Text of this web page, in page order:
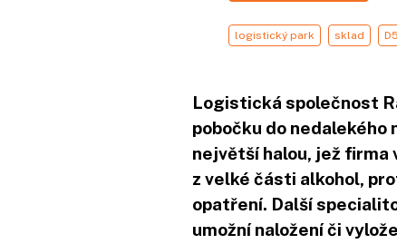
logistický park sklad D5
Logistická společnost
pobočku do
největší halou, jež firma
z velké části alkohol,
opatření. Další
umožní naložení či